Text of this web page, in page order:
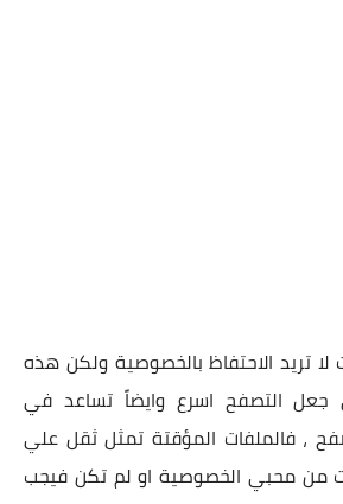
لا تريد الاحتفاظ بالخصوصية ولكن هذه
جعل التصفح اسرع وايضاً تساعد في
، فالملفات المؤقتة تمثل ثقل علي
من محبي الخصوصية او لم تكن فيجب